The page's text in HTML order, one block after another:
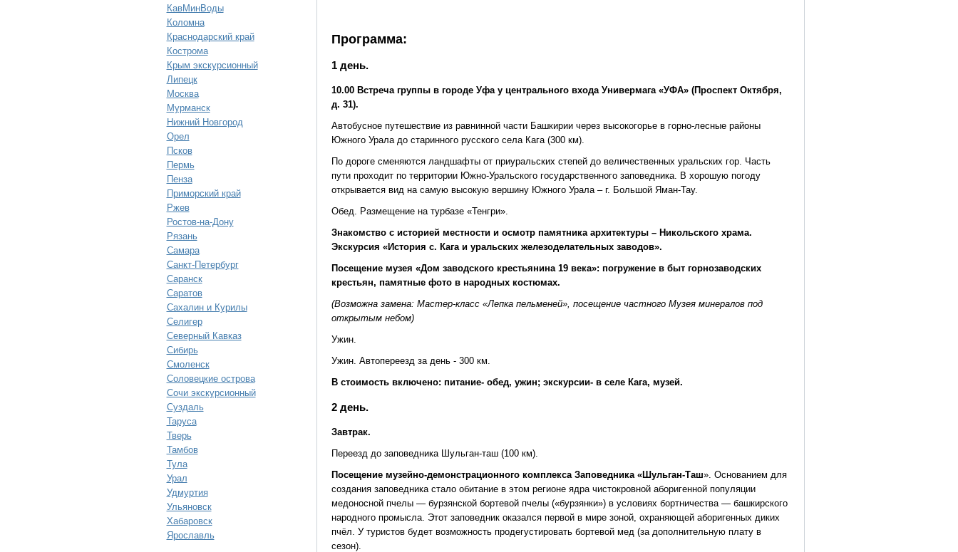
КавМинВоды
Коломна
Краснодарский край
Кострома
Крым экскурсионный
Липецк
Москва
Мурманск
Нижний Новгород
Орел
Псков
Пермь
Пенза
Приморский край
Ржев
Ростов-на-Дону
Рязань
Самара
Санкт-Петербург
Саранск
Саратов
Сахалин и Курилы
Селигер
Северный Кавказ
Сибирь
Смоленск
Соловецкие острова
Сочи экскурсионный
Суздаль
Таруса
Тверь
Тамбов
Тула
Урал
Удмуртия
Ульяновск
Хабаровск
Ярославль
Программа:
1 день.
10.00 Встреча группы в городе Уфа у центрального входа Универмага «УФА» (Проспект Октября,
д. 31).
Автобусное путешествие из равнинной части Башкирии через высокогорье в горно-лесные районы
Южного Урала до старинного русского села Кага (300 км).
По дороге сменяются ландшафты от приуральских степей до величественных уральских гор. Часть
пути проходит по территории Южно-Уральского государственного заповедника. В хорошую погоду
открывается вид на самую высокую вершину Южного Урала – г. Большой Яман-Тау.
Обед. Размещение на турбазе «Тенгри».
Знакомство с историей местности и осмотр памятника архитектуры – Никольского храма.
Экскурсия «История с. Кага и уральских железоделательных заводов».
Посещение музея «Дом заводского крестьянина 19 века»: погружение в быт горнозаводских
крестьян, памятные фото в народных костюмах.
(Возможна замена: Мастер-класс «Лепка пельменей», посещение частного Музея минералов под
открытым небом)
Ужин.
Ужин. Автопереезд за день - 300 км.
В стоимость включено: питание- обед, ужин; экскурсии- в селе Кага, музей.
2 день.
Завтрак.
Переезд до заповедника Шульган-таш (100 км).
Посещение музейно-демонстрационного комплекса Заповедника «Шульган-Таш». Основанием для
создания заповедника стало обитание в этом регионе ядра чистокровной аборигенной популяции
медоносной пчелы — бурзянской бортевой пчелы («бурзянки») в условиях бортничества — башкирского
народного промысла. Этот заповедник оказался первой в мире зоной, охраняющей аборигенных диких
пчёл. У туристов будет возможность продегустировать бортевой мед (за дополнительную плату в
сезон).